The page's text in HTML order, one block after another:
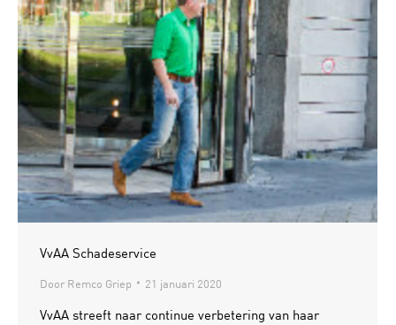
VvAA Schadeservice
Door Remco Griep 21 januari 2020
VvAA streeft naar continue verbetering van haar